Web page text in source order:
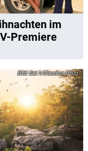
im
Premiere
Sat.1/Claudius Pflug